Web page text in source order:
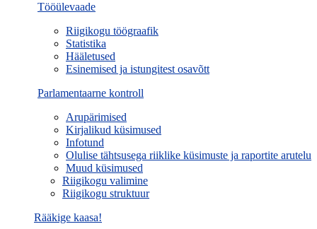
Tööülevaade
Riigikogu töögraafik
Statistika
Hääletused
Esinemised ja istungitest osavõtt
Parlamentaarne kontroll
Arupärimised
Kirjalikud küsimused
Infotund
Olulise tähtsusega riiklike küsimuste ja raportite arutelu
Muud küsimused
Riigikogu valimine
Riigikogu struktuur
Rääkige kaasa!